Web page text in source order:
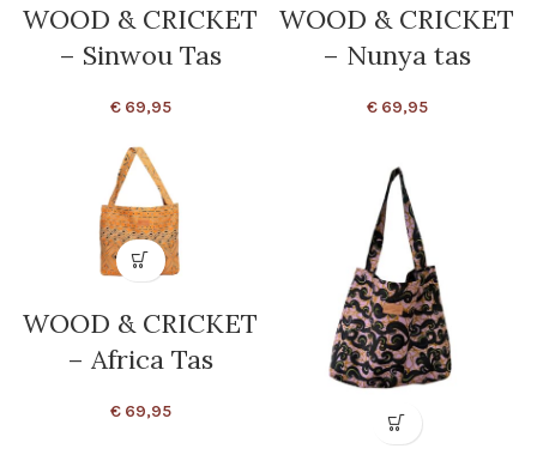
WOOD & CRICKET
– Sinwou Tas
€69,95
WOOD & CRICKET
– Nunya tas
€69,95
WOOD & CRICKET
– Africa Tas
€69,95